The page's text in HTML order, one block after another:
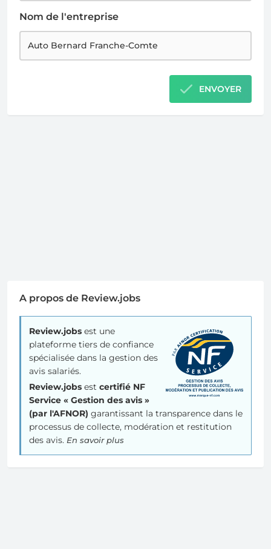
Nom de l'entreprise
ENVOYER
A propos de Review.jobs
Review.jobs est une
plateforme tiers de confiance
spécialisée dans la gestion des
avis salariés.
Review.jobs est certifié NF
Service « Gestion des avis »
(par l'AFNOR) garantissant la transparence dans le
processus de collecte, modération et restitution
des avis. En savoir plus